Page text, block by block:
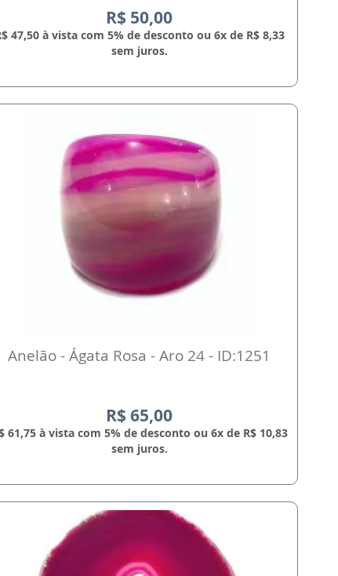
R$ 50,00
47,50 à vista com 5% de desconto ou 6x de R$ 8,33
sem juros.
Anelão - Ágata Rosa - Aro 24 - ID:1251
R$ 65,00
61,75 à vista com 5% de desconto ou 6x de R$ 10,83
sem juros.
Comprar